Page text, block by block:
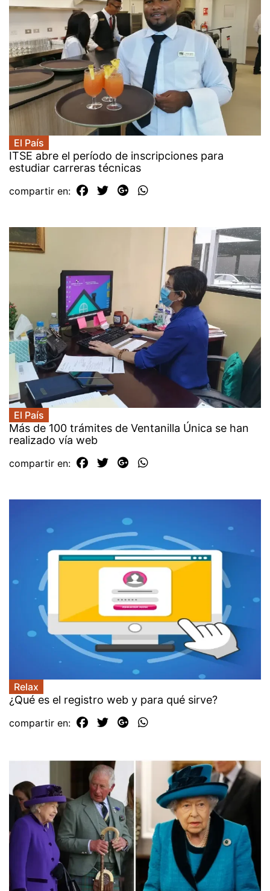
El País
ITSE abre el período de inscripciones para
estudiar carreras técnicas
compartir en:
El País
Más de 100 trámites de Ventanilla Única se han
realizado vía web
compartir en:
Relax
¿Qué es el registro web y para qué sirve?
compartir en: